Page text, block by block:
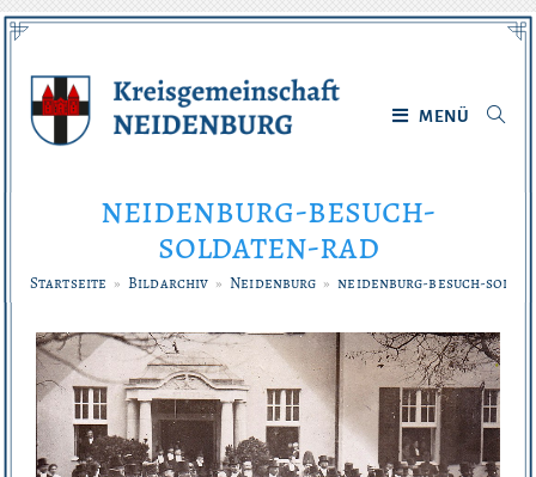
Zum
Inhalt
MENÜ
neidenburg-besuch-
soldaten-rad
Startseite » Bildarchiv » Neidenburg » neidenburg-besuch-